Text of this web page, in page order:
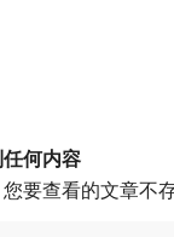
何内容
要查看的文章不